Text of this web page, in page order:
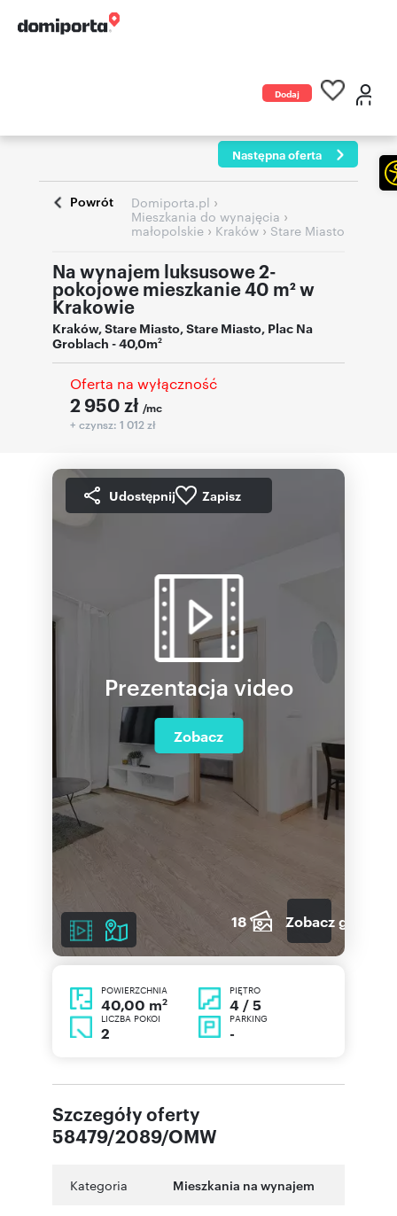
Dodaj
Następna oferta
Powrót Domiporta.pl ›
Mieszkania do wynajęcia ›
małopolskie › Kraków› Stare Miasto
Na wynajem luksusowe 2-
pokojowe mieszkanie 40 m² w
Krakowie
Kraków,Stare Miasto,Stare Miasto, Plac Na
Groblach - 40,0m2
Oferta na wyłączność
2 950 zł /mc
+ czynsz: 1 012 zł
Udostępnij Zapisz
Prezentacja video
Zobacz
18 Zobacz galerię
POWIERZCHNIA
40,00 m2
PIĘTRO
4 / 5
LICZBA POKOI
2
PARKING
-
Szczegóły oferty
58479/2089/OMW
Kategoria Mieszkania na wynajem